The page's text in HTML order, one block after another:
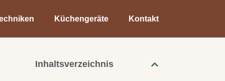
Küchengeräte Kontakt
Inhaltsverzeichnis